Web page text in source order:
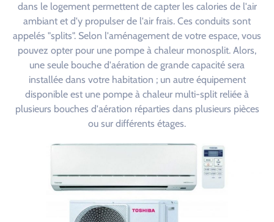
dans le logement permettent de capter les calories de l'air
ambiant et d'y propulser de l'air frais. Ces conduits sont
appelés "splits". Selon l'aménagement de votre espace, vous
pouvez opter pour une pompe à chaleur monosplit. Alors,
une seule bouche d'aération de grande capacité sera
installée dans votre habitation ; un autre équipement
disponible est une pompe à chaleur multi-split reliée à
plusieurs bouches d'aération réparties dans plusieurs pièces
ou sur différents étages.